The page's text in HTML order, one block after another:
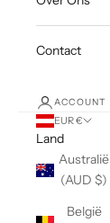
Contact
ACCOUNT
EUR €
Land
Australië
(AUD $)
België